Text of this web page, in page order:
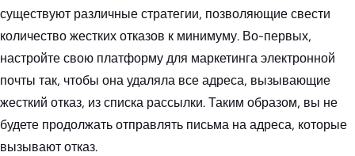
существуют различные стратегии, позволяющие свести
количество жестких отказов к минимуму. Во-первых,
настройте свою платформу для маркетинга электронной
почты так, чтобы она удаляла все адреса, вызывающие
жесткий отказ, из списка рассылки. Таким образом, вы не
будете продолжать отправлять письма на адреса, которые
вызывают отказ.